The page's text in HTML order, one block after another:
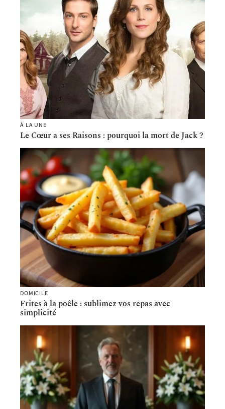
À LA UNE
Le Cœur a ses Raisons : pourquoi la mort de Jack ?
DOMICILE
Frites à la poêle : sublimez vos repas avec
simplicité